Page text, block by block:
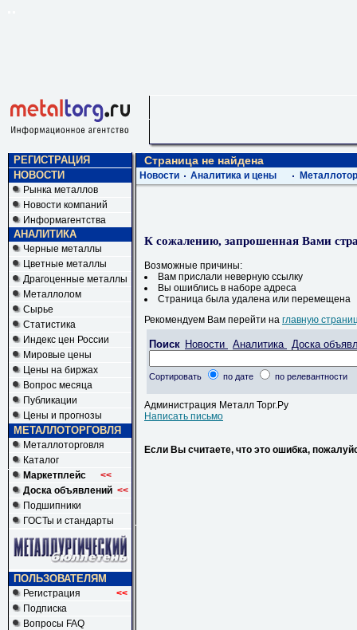
РЕГИСТРАЦИЯ
НОВОСТИ
Рынка металлов
Новости компаний
Информагентства
АНАЛИТИКА
Черные металлы
Цветные металлы
Драгоценные металлы
Металлолом
Сырье
Статистика
Индекс цен России
Мировые цены
Цены на биржах
Вопрос месяца
Публикации
Цены и прогнозы
МЕТАЛЛОТОРГОВЛЯ
Металлоторговля
Каталог
Маркетплейс
<<
Доска объявлений <<
Подшипники
ГОСТы и стандарты
ПОЛЬЗОВАТЕЛЯМ
Регистрация <<
Подписка
Вопросы FAQ
Страница не найдена
Новости Аналитика и цены
К сожалению, запрошенная Вами
Возможные причины:
Вам прислали неверную ссылку
Вы ошиблись в наборе адреса
Страница была удалена или перемещена
Рекомендуем Вам перейти на главную
Поиск Новости Аналитика Доска
Сортировать по дате по релевантности
Администрация Металл Торг.Ру
Написать письмо
Если Вы считаете, что это ошибка,